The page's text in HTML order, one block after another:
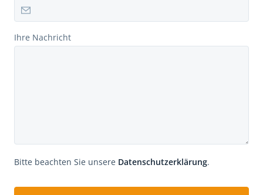
Ihre Nachricht
Bitte beachten Sie unsere Datenschutzerklärung.